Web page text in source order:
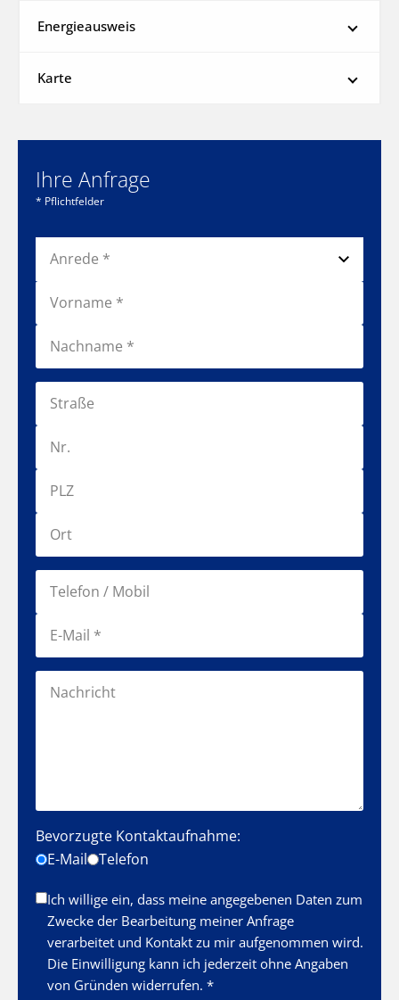
Energieausweis
Karte
Ihre Anfrage
* Pflichtfelder
Bevorzugte Kontaktaufnahme:
E-Mail
Telefon
Ich willige ein, dass meine angegebenen Daten zum
Zwecke der Bearbeitung meiner Anfrage
verarbeitet und Kontakt zu mir aufgenommen wird.
Die Einwilligung kann ich jederzeit ohne Angaben
von Gründen widerrufen. *